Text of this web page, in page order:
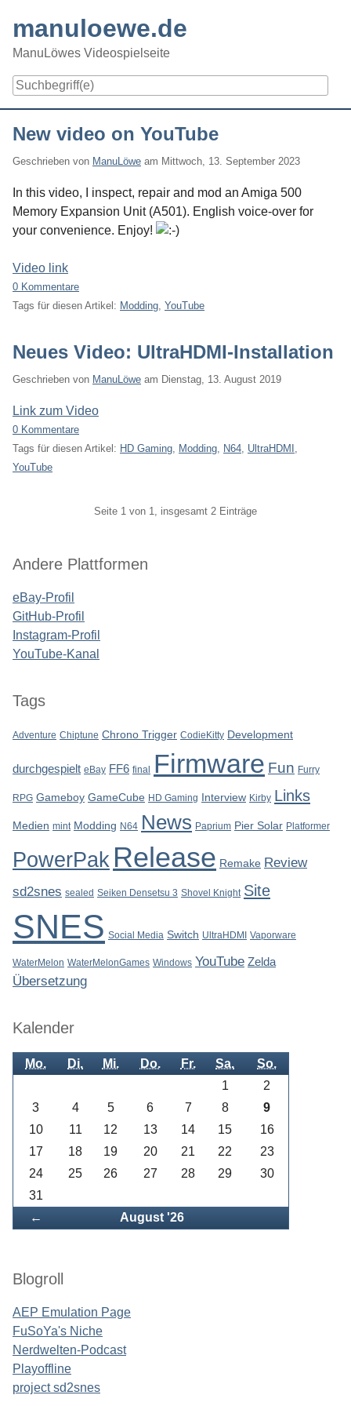
content
manuloewe.de
ManuLöwes Videospielseite
New video on YouTube
Geschrieben von ManuLöwe am Mittwoch, 13. September 2023
In this video, I inspect, repair and mod an Amiga 500
Memory Expansion Unit (A501). English voice-over for
your convenience. Enjoy!
Video link
0 Kommentare
Tags für diesen Artikel: Modding YouTube
Neues Video: UltraHDMI-Installation
Geschrieben von ManuLöwe am Dienstag, 13. August 2019
Link zum Video
0 Kommentare
Tags für diesen Artikel: HD Gaming Modding N64 UltraHDMI
YouTube
Seite 1 von 1, insgesamt 2 Einträge
Seitenleiste
Andere Plattformen
eBay-Profil
GitHub-Profil
Instagram-Profil
YouTube-Kanal
Tags
Adventure Chiptune Chrono Trigger CodieKitty Development
durchgespielt eBay FF6 final Firmware Fun Furry
RPG Gameboy GameCube HD Gaming Interview Kirby Links
Medien mint Modding N64 News Paprium Pier Solar Platformer
PowerPak Release Remake Review
sd2snes sealed Seiken Densetsu 3 Shovel Knight Site
SNES Social Media Switch UltraHDMI Vaporware
WaterMelon WaterMelonGames Windows YouTube Zelda
Übersetzung
Kalender
Mo. Di. Mi. Do. Fr. Sa. So.
← August '26
1
2
3
4 5 6 7 8
9
10
11 12 13 14 15
16
17
18 19 20 21 22
23
24
25 26 27 28 29
30
31
Blogroll
AEP Emulation Page
FuSoYa's Niche
Nerdwelten-Podcast
Playoffline
project sd2snes